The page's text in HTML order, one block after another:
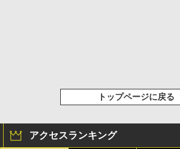
トップページに戻る
アクセスランキング